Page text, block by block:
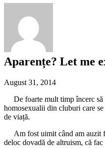
Aparențe? Let me
August 31, 2014
De foarte mult timp încerc să
homosexualii din cluburi care
de viață.
Am fost uimit când am auzit
deloc dovadă de altruism, că